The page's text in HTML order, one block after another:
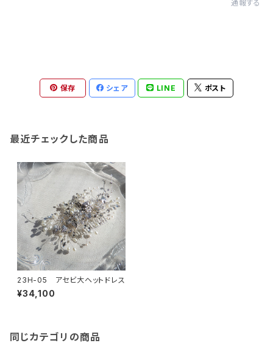
通報する
保存 シェア LINE ポスト
最近チェックした商品
23H-05 アセビ大ヘットドレス
¥34,100
同じカテゴリの商品